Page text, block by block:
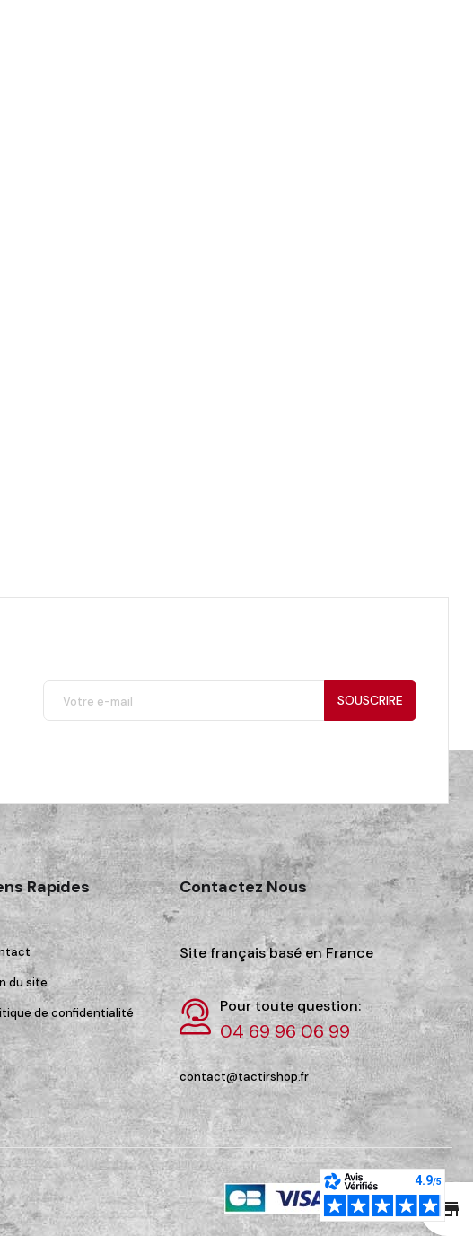
SOUSCRIRE
Rapides
du site
de confidentialité
Contactez Nous
Site français basé en France
Pour toute question:
04 69 96 06 99
contact@tactirshop.fr